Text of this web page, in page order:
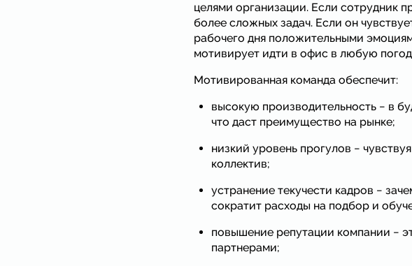
целями организации. Если сотрудник
более сложных задач. Если он
рабочего дня положительными
мотивирует идти в офис в любую
Мотивированная команда обеспечит:
высокую производительность − в
что даст преимущество на рынке;
низкий уровень прогулов −
коллектив;
устранение текучести кадров −
сократит расходы на подбор и
повышение репутации компании −
партнерами;